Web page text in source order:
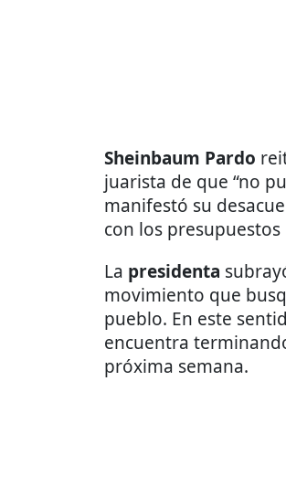
Sheinbaum Pardo
juarista de que “no
manifestó su
con los presupuestos
La presidenta
movimiento que
pueblo. En este
encuentra
próxima semana.